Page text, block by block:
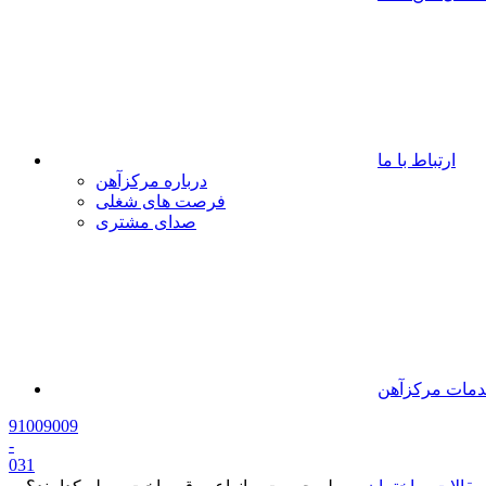
ارتباط با ما
درباره مرکزآهن
فرصت های شغلی
صدای مشتری
مرکزآهن
91009009
-
031